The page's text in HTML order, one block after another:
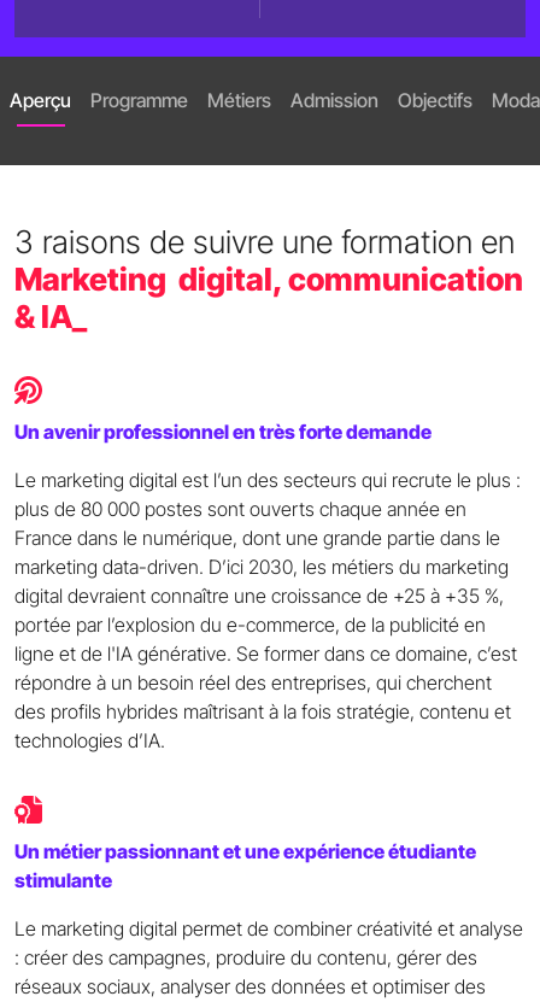
Aperçu Programme Métiers Admission Objectifs
3 raisons de suivre une formation en
Marketing digital, communication
& IA_
Un avenir professionnel en très forte demande
Le marketing digital est l’un des secteurs qui recrute le plus :
plus de 80 000 postes sont ouverts chaque année en
France dans le numérique, dont une grande partie dans le
marketing data-driven. D’ici 2030, les métiers du marketing
digital devraient connaître une croissance de +25 à +35 %,
portée par l’explosion du e-commerce, de la publicité en
ligne et de l'IA générative. Se former dans ce domaine, c’est
répondre à un besoin réel des entreprises, qui cherchent
des profils hybrides maîtrisant à la fois stratégie, contenu et
technologies d’IA.
Un métier passionnant et une expérience étudiante
stimulante
Le marketing digital permet de combiner créativité et analyse
: créer des campagnes, produire du contenu, gérer des
réseaux sociaux, analyser des données et optimiser des